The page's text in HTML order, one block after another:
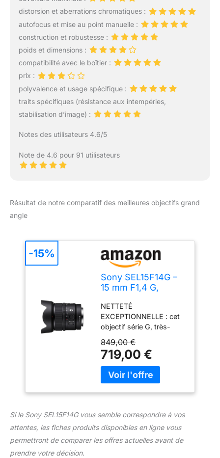
Sony 15 mm F1.4 G
permet de créer un
puissant bokeh à l'arrière
plan SUIVI AF SANS
FAILLE : grâce aux deux
moteurs linéaires
la mise au point, du
visage et des yeux est
parfait en photo comme
en vidéo CLARTÉ
l'ouverture maximale à
optimale de l'image et en
et à l'humidité ainsi que
distorsion et aberrations chromatiques :
autofocus et mise au point manuelle :
construction et robustesse :
poids et dimensions :
compatibilité avec le boîtier :
prix :
polyvalence et usage spécifique :
traits spécifiques (résistance aux intempéries,
stabilisation d’image) :
Notes des utilisateurs 4.6/5
Note de 4.6 pour 91 utilisateurs
Résultat de notre comparatif des meilleures objectifs grand
angle
Sony SEL15F14G –
15 mm F1,4 G,
Angle Lumineux
pour Plein Format &
APS-C, E-Mount,
idéal Street, vlog &
Voyage, Compatible
A7, ZV-E10,
A6400/A6700
NETTETÉ
EXCEPTIONNELLE : cet
objectif série G, très-
APS-C et ultra lumineux
à F1.4 est idéal pour la
photographie grâce à sa
bague de diaphragme
FLOUS D'ARRIÈRE-
PLANS PUISSANTS :
l'ouverture circulaire du
849,00 €
719,00 €
-15%
Si le Sony SEL15F14G vous semble correspondre à vos
attentes, les fiches produits disponibles en ligne vous
permettront de comparer les offres actuelles avant de
prendre votre décision.